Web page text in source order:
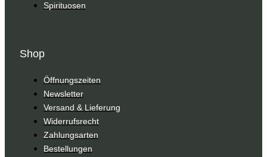
Spirituosen
Shop
Öffnungszeiten
Newsletter
Versand & Lieferung
Widerrufsrecht
Zahlungsarten
Bestellungen